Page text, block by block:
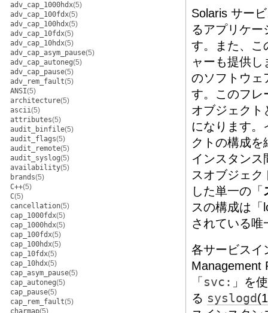
adv_cap_1000hdx(5)
adv_cap_100fdx(5)
adv_cap_100hdx(5)
adv_cap_10fdx(5)
adv_cap_10hdx(5)
adv_cap_asym_pause(5)
adv_cap_autoneg(5)
adv_cap_pause(5)
adv_rem_fault(5)
ANSI(5)
architecture(5)
ascii(5)
attributes(5)
audit_binfile(5)
audit_flags(5)
audit_remote(5)
audit_syslog(5)
availability(5)
brands(5)
C++(5)
C(5)
cancellation(5)
cap_1000fdx(5)
cap_1000hdx(5)
cap_100fdx(5)
cap_100hdx(5)
cap_10fdx(5)
cap_10hdx(5)
cap_asym_pause(5)
cap_autoneg(5)
cap_pause(5)
cap_rem_fault(5)
charmap(5)
Solaris サー
るアプリケ
す。また、こ
ャーも提供
のソフトウェ
す。このフレ
オブジェクト
になります
クトの構成
インスタン
スオブジェ
した単一の「
スの構成は
されている唯
各サービスイ
Management
「 svc: 」を
る syslogd